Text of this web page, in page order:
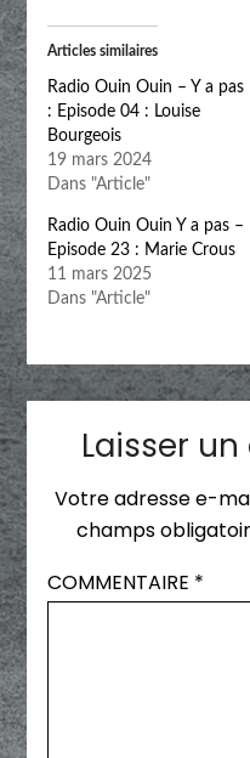
Articles similaires
Radio Ouin Ouin – Y a pas
: Episode 04 : Louise
Bourgeois
19 mars 2024
Dans "Article"
Radio Ouin Ouin Y a pas –
Episode 23 : Marie Crous
11 mars 2025
Dans "Article"
Laisser
Votre adresse e-
champs
COMMENTAIRE *